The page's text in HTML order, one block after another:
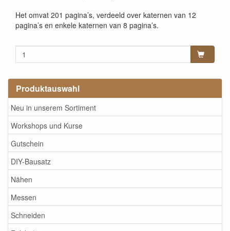
Produktauswahl
Neu in unserem Sortiment
Workshops und Kurse
Gutschein
DIY-Bausatz
Nähen
Messen
Schneiden
Het omvat 201 pagina’s, verdeeld over katernen van 12
pagina’s en enkele katernen van 8 pagina’s.